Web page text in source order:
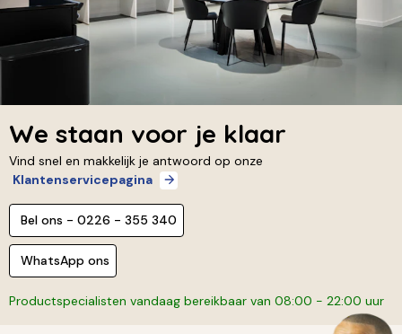
We staan voor je klaar
Vind snel en makkelijk je antwoord op onze
Klantenservicepagina
Bel ons - 0226 - 355 340
WhatsApp ons
Productspecialisten vandaag bereikbaar van 08:00 - 22:00 uur